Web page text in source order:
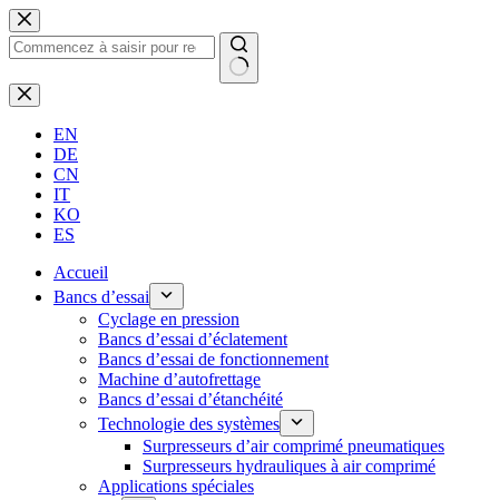
Passer
au
contenu
Aucun
résultat
EN
DE
CN
IT
KO
ES
Accueil
Bancs d’essai
Cyclage en pression
Bancs d’essai d’éclatement
Bancs d’essai de fonctionnement
Machine d’autofrettage
Bancs d’essai d’étanchéité
Technologie des systèmes
Surpresseurs d’air comprimé pneumatiques
Surpresseurs hydrauliques à air comprimé
Applications spéciales